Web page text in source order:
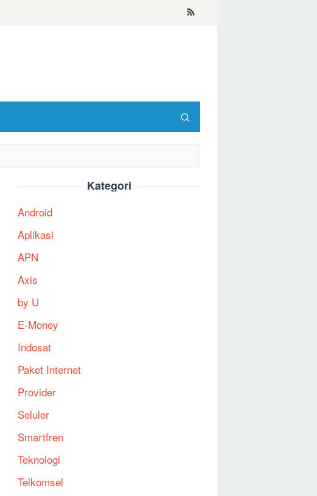
Kategori
Android
Aplikasi
APN
Axis
by U
E-Money
Indosat
Paket Internet
Provider
Seluler
Smartfren
Teknologi
Telkomsel